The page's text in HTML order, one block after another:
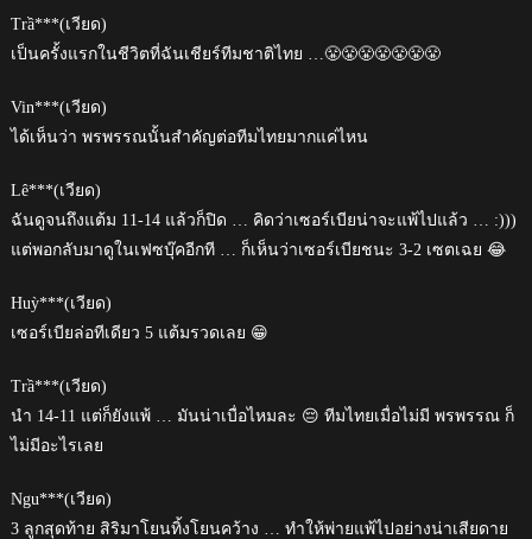
Trầ***(เวียด)
เป็นครั้งแรกในชีวิตที่ฉันเชียร์ทีมชาติไทย …😤😤😤😤😤😤😤
Vin***(เวียด)
ได้เห็นว่า พรพรรณนั้นสำคัญต่อทีมไทยมากแค่ไหน
Lê***(เวียด)
ฉันดูจนถึงแต้ม 11-14 แล้วก็ปิด … คิดว่าเซอร์เบียน่าจะแพ้ไปแล้ว … :)))
แต่พอกลับมาดูในเฟซบุ๊คอีกที … ก็เห็นว่าเซอร์เบียชนะ 3-2 เซตเฉย 😂
Huỳ***(เวียด)
เซอร์เบียล่อทีเดียว 5 แต้มรวดเลย 😁
Trầ***(เวียด)
นำ 14-11 แต่ก็ยังแพ้ … มันน่าเบื่อไหมละ 😔 ทีมไทยเมื่อไม่มี พรพรรณ ก็
ไม่มีอะไรเลย
Ngu***(เวียด)
3 ลูกสุดท้าย สิริมาโยนทิ้งโยนคว้าง … ทำให้พ่ายแพ้ไปอย่างน่าเสียดาย